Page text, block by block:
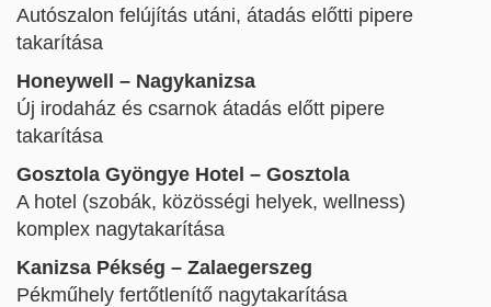
Autószalon felújítás utáni, átadás előtti pipere
takarítása
Honeywell – Nagykanizsa
Új irodaház és csarnok átadás előtt pipere
takarítása
Gosztola Gyöngye Hotel – Gosztola
A hotel (szobák, közösségi helyek, wellness)
komplex nagytakarítása
Kanizsa Pékség – Zalaegerszeg
Pékműhely fertőtlenítő nagytakarítása